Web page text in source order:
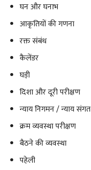
घन और घनाभ
आकृतियों की गणना
रक्त संबंध
कैलेंडर
घड़ी
दिशा और दूरी परीक्षण
न्याय निगमन / न्याय संगत
क्रम व्यवस्था परीक्षण
बैठने की व्यवस्था
पहेली